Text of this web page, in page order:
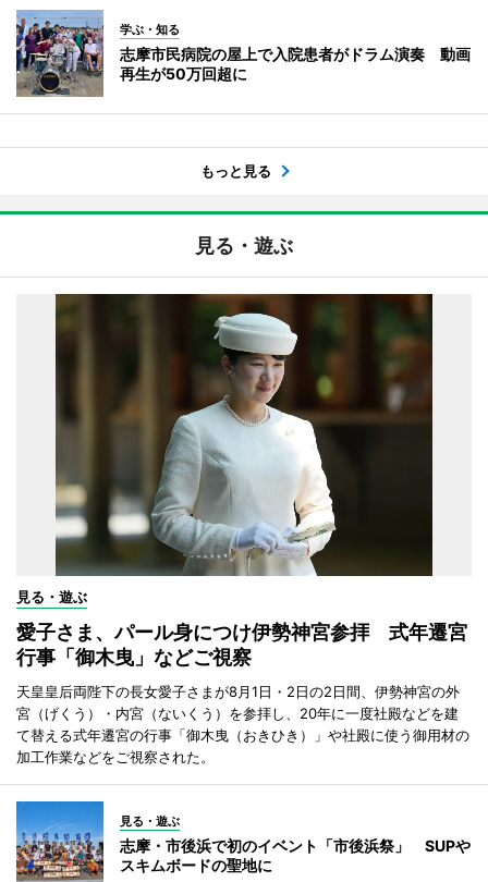
学ぶ・知る
志摩市民病院の屋上で入院患者がドラム演奏 動画
再生が50万回超に
もっと見る
見る・遊ぶ
見る・遊ぶ
愛子さま、パール身につけ伊勢神宮参拝 式年遷宮
行事「御木曳」などご視察
天皇皇后両陛下の長女愛子さまが8月1日・2日の2日間、伊勢神宮の外
宮（げくう）・内宮（ないくう）を参拝し、20年に一度社殿などを建
て替える式年遷宮の行事「御木曳（おきひき）」や社殿に使う御用材の
加工作業などをご視察された。
見る・遊ぶ
志摩・市後浜で初のイベント「市後浜祭」 SUPや
スキムボードの聖地に